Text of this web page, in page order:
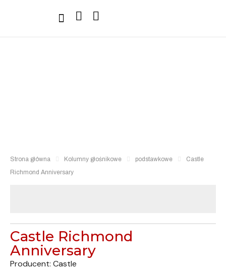
Strona główna Kolumny głośnikowe podstawkowe
Castle
Richmond Anniversary
Castle Richmond
Anniversary
Producent: Castle